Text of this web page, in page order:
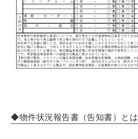
◆物件状況報告書（告知書）とは